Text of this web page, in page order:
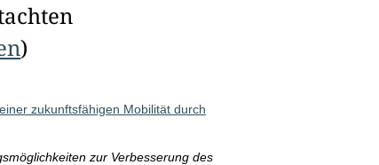
)
zukunftsfähigen Mobilität durch
zur Verbesserung des